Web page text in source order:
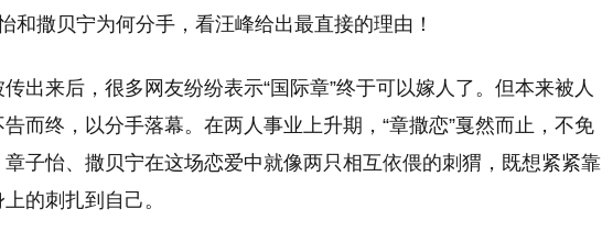
出来后，很多网友纷纷表示“国际章”终于可以嫁人了。但本来被人
而终，以分手落幕。在两人事业上升期，“章撒恋”戛然而止，不免
子怡、撒贝宁在这场恋爱中就像两只相互依偎的刺猬，既想紧紧靠
的刺扎到自己。